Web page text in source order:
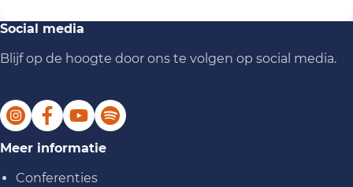
Social media
Blijf op de hoogte door ons te volgen op social media.
Meer informatie
Conferenties